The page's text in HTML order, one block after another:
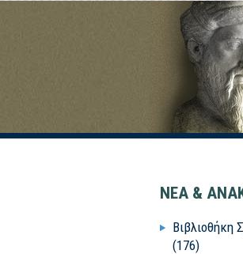
ΝΕΑ &
Βιβλιοθήκη
(176)